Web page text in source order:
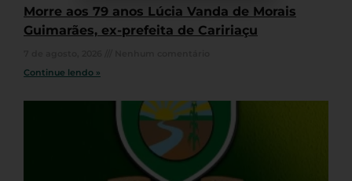
Morre aos 79 anos Lúcia Vanda de Morais
Guimarães, ex-prefeita de Caririaçu
Continue lendo »